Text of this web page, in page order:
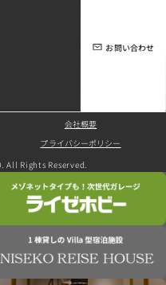
お問い合わせ
会社概要
プライバシーポリシー
All Rights Reserved.